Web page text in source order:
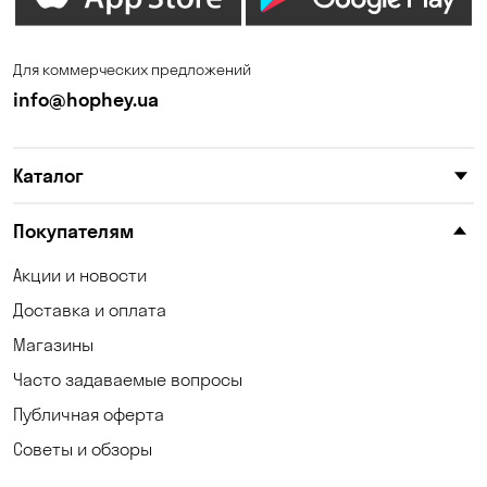
Зазимье Запорожье
Каменные Потоки
Клинцы
Корсунцы
Коцюбинское
Кривой Рог
Кропивницкий
Для коммерческих предложений
info@hophey.ua
Каталог
Покупателям
Акции и новости
Доставка и оплата
Магазины
Часто задаваемые вопросы
Публичная оферта
Советы и обзоры